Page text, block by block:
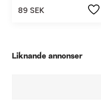
89 SEK
Liknande annonser